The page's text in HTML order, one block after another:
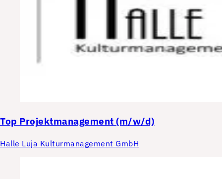
Top Projektmanagement (m/w/d)
Halle Luja Kulturmanagement GmbH